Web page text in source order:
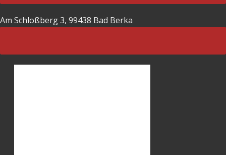
Am Schloßberg 3, 99438 Bad Berka